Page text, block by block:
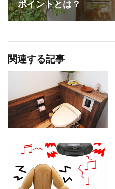
ポイントとは？
関連する記事